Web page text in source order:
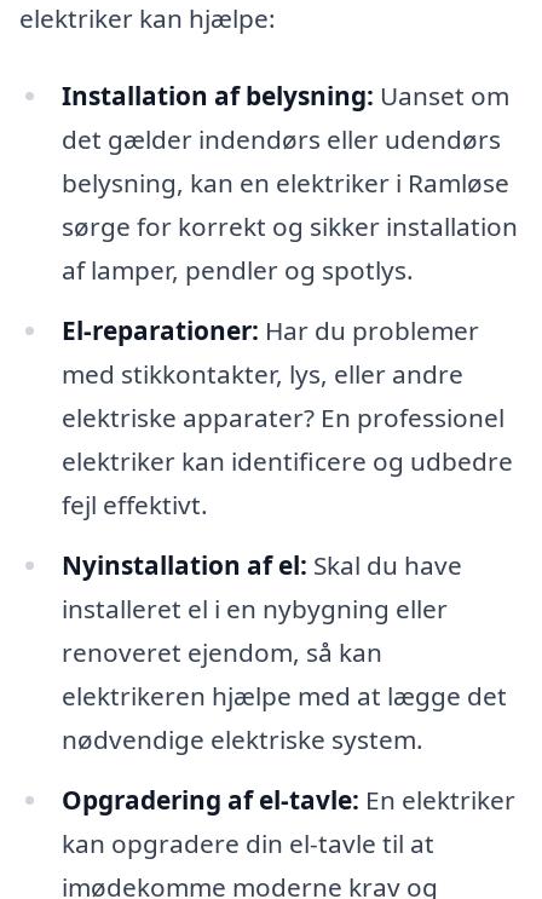
elektriker kan hjælpe:
Installation af belysning: Uanset om
det gælder indendørs eller udendørs
belysning, kan en elektriker i Ramløse
sørge for korrekt og sikker installation
af lamper, pendler og spotlys.
El-reparationer: Har du problemer
med stikkontakter, lys, eller andre
elektriske apparater? En professionel
elektriker kan identificere og udbedre
fejl effektivt.
Nyinstallation af el: Skal du have
installeret el i en nybygning eller
renoveret ejendom, så kan
elektrikeren hjælpe med at lægge det
nødvendige elektriske system.
Opgradering af el-tavle: En elektriker
kan opgradere din el-tavle til at
imødekomme moderne krav og